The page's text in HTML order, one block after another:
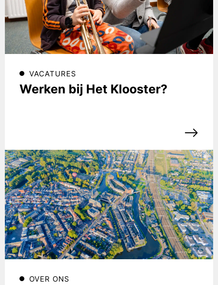
VACATURES
Werken bij Het Klooster?
OVER ONS